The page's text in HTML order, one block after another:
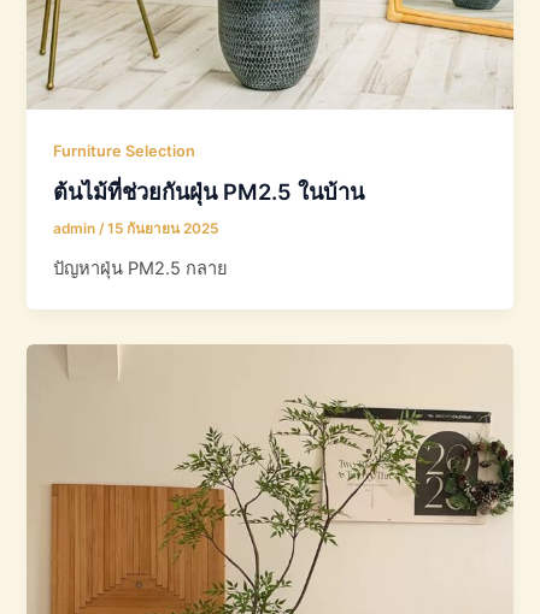
Furniture Selection
ต้นไม้ที่ช่วยกันฝุ่น PM2.5 ในบ้าน
admin/15 กันยายน 2025
ปัญหาฝุ่น PM2.5 กลาย